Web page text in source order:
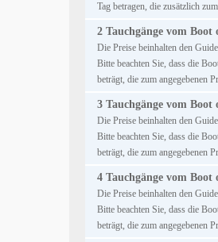
Tag betragen, die zusätzlich
2 Tauchgänge vom
Die Preise beinhalten den
Bitte beachten Sie, dass die
beträgt, die zum angegebenen
3 Tauchgänge vom
Die Preise beinhalten den
Bitte beachten Sie, dass die
beträgt, die zum angegebenen
4 Tauchgänge vom
Die Preise beinhalten den
Bitte beachten Sie, dass die
beträgt, die zum angegebenen